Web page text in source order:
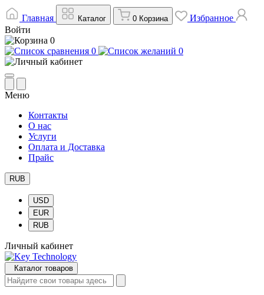
Главная Каталог 0 Корзина
Избранное
Войти
0
0
0
Меню
Контакты
О нас
Услуги
Оплата и Доставка
Прайс
RUB
USD
EUR
RUB
Личный кабинет
Каталог товаров